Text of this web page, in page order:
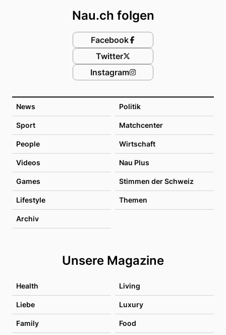
News Politik
Sport Matchcenter
People Wirtschaft
Videos Nau Plus
Games Stimmen der Schweiz
Lifestyle Themen
Archiv
Unsere Magazine
Health Living
Liebe Luxury
Family Food
Nau.ch folgen
Facebook
Twitter
Instagram